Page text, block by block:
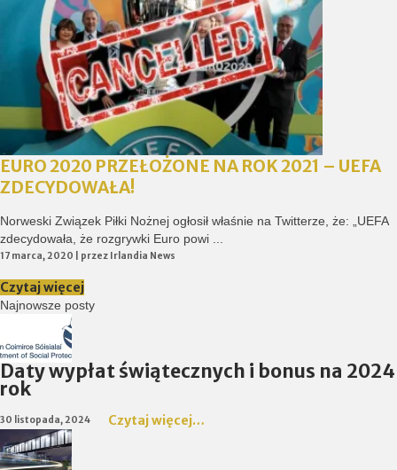
EURO 2020 PRZEŁOŻONE NA ROK 2021 – UEFA
ZDECYDOWAŁA!
Norweski Związek Piłki Nożnej ogłosił właśnie na Twitterze, że: „UEFA
zdecydowała, że rozgrywki Euro powi ...
17 marca, 2020 | przez Irlandia News
Czytaj więcej
Najnowsze posty
Daty wypłat świątecznych i bonus na 2024
rok
30 listopada, 2024 Czytaj więcej…